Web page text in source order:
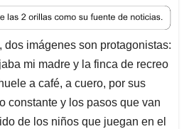
r
e
a
d
s
imágenes son protagonistas:
mi madre y la finca de recreo
a café, a cuero, por sus
constante y los pasos que van
de los niños que juegan en el